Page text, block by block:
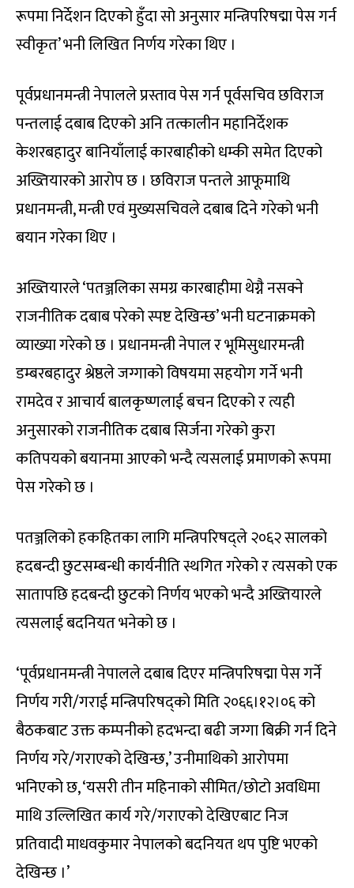
रूपमा निर्देशन दिएको हुँदा सो अनुसार मन्त्रिपरिषद्मा पेस गर्न
स्वीकृत’ भनी लिखित निर्णय गरेका थिए ।
पूर्वप्रधानमन्त्री नेपालले प्रस्ताव पेस गर्न पूर्वसचिव छविराज
पन्तलाई दबाब दिएको अनि तत्कालीन महानिर्देशक
केशरबहादुर बानियाँलाई कारबाहीको धम्की समेत दिएको
अख्तियारको आरोप छ । छविराज पन्तले आफूमाथि
प्रधानमन्त्री, मन्त्री एवं मुख्यसचिवले दबाब दिने गरेको भनी
बयान गरेका थिए ।
अख्तियारले ‘पतञ्जलिका समग्र कारबाहीमा थेग्नै नसक्ने
राजनीतिक दबाब परेको स्पष्ट देखिन्छ’ भनी घटनाक्रमको
व्याख्या गरेको छ । प्रधानमन्त्री नेपाल र भूमिसुधारमन्त्री
डम्बरबहादुर श्रेष्ठले जग्गाको विषयमा सहयोग गर्ने भनी
रामदेव र आचार्य बालकृष्णलाई बचन दिएको र त्यही
अनुसारको राजनीतिक दबाब सिर्जना गरेको कुरा
कतिपयको बयानमा आएको भन्दै त्यसलाई प्रमाणको रूपमा
पेस गरेको छ ।
पतञ्जलिको हकहितका लागि मन्त्रिपरिषद्‌ले २०६२ सालको
हदबन्दी छुटसम्बन्धी कार्यनीति स्थगित गरेको र त्यसको एक
सातापछि हदबन्दी छुटको निर्णय भएको भन्दै अख्तियारले
त्यसलाई बदनियत भनेको छ ।
‘पूर्वप्रधानमन्त्री नेपालले दबाब दिएर मन्त्रिपरिषद्मा पेस गर्ने
निर्णय गरी/गराई मन्त्रिपरिषद्को मिति २०६६।१२।०६ को
बैठकबाट उक्त कम्पनीको हदभन्दा बढी जग्गा बिक्री गर्न दिने
निर्णय गरे/गराएको देखिन्छ,’ उनीमाथिको आरोपमा
भनिएको छ, ‘यसरी तीन महिनाको सीमित/छोटो अवधिमा
माथि उल्लिखित कार्य गरे/गराएको देखिएबाट निज
प्रतिवादी माधवकुमार नेपालको बदनियत थप पुष्टि भएको
देखिन्छ ।’